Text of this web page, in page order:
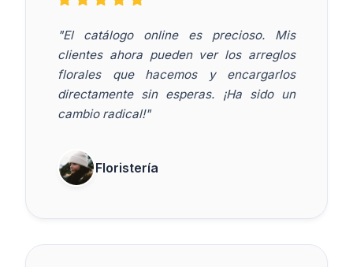
"El catálogo online es precioso. Mis
clientes ahora pueden ver los arreglos
florales que hacemos y encargarlos
directamente sin esperas. ¡Ha sido un
cambio radical!"
Floristería